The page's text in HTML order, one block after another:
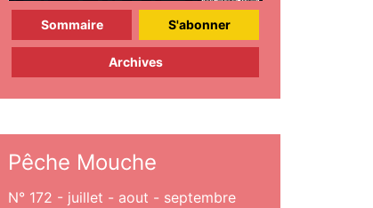
Sommaire S'abonner
Archives
Pêche Mouche
N° 172 - juillet - aout - septembre